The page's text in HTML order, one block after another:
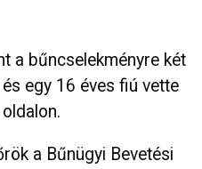
a bűncselekményre két
egy 16 éves fiú vette
a Bűnügyi Bevetési